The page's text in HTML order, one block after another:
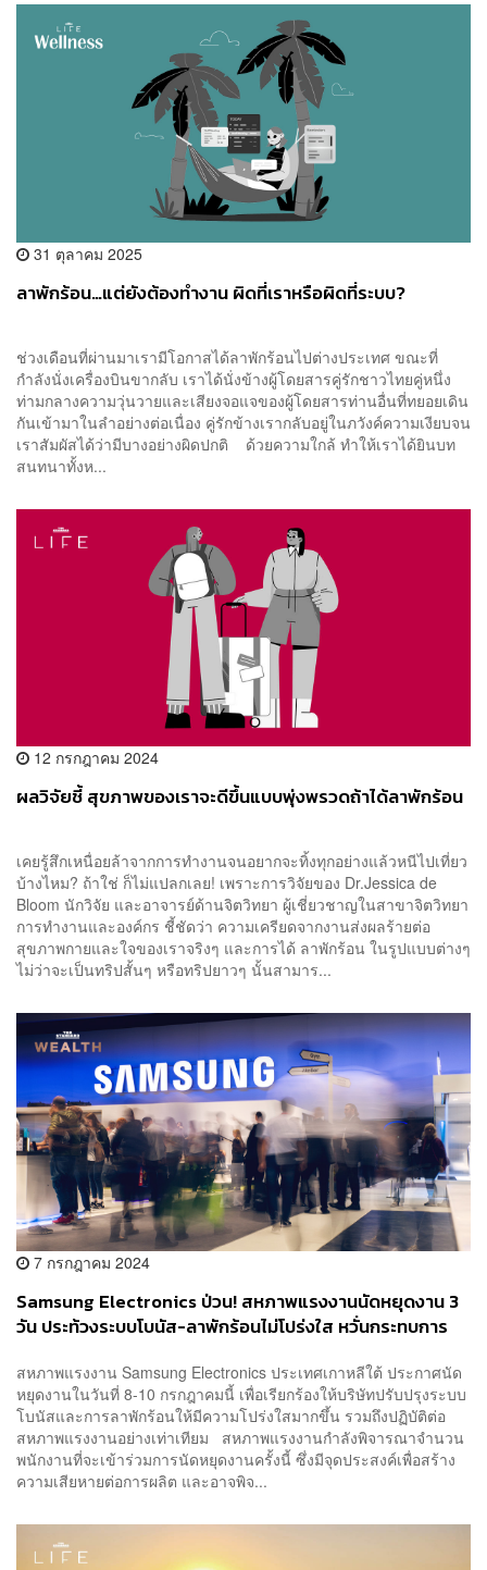
31 ตุลาคม 2025
ลาพักร้อน…แต่ยังต้องทำงาน ผิดที่เราหรือผิดที่ระบบ?
ช่วงเดือนที่ผ่านมาเรามีโอกาสได้ลาพักร้อนไปต่างประเทศ ขณะที่
กำลังนั่งเครื่องบินขากลับ เราได้นั่งข้างผู้โดยสารคู่รักชาวไทยคู่หนึ่ง
ท่ามกลางความวุ่นวายและเสียงจอแจของผู้โดยสารท่านอื่นที่ทยอยเดิน
กันเข้ามาในลำอย่างต่อเนื่อง คู่รักข้างเรากลับอยู่ในภวังค์ความเงียบจน
เราสัมผัสได้ว่ามีบางอย่างผิดปกติ ด้วยความใกล้ ทำให้เราได้ยินบท
สนทนาทั้งห...
12 กรกฎาคม 2024
ผลวิจัยชี้ สุขภาพของเราจะดีขึ้นแบบพุ่งพรวดถ้าได้ลาพักร้อน
เคยรู้สึกเหนื่อยล้าจากการทำงานจนอยากจะทิ้งทุกอย่างแล้วหนีไปเที่ยว
บ้างไหม? ถ้าใช่ ก็ไม่แปลกเลย! เพราะการวิจัยของ Dr.Jessica de
Bloom นักวิจัย และอาจารย์ด้านจิตวิทยา ผู้เชี่ยวชาญในสาขาจิตวิทยา
การทำงานและองค์กร ชี้ชัดว่า ความเครียดจากงานส่งผลร้ายต่อ
สุขภาพกายและใจของเราจริงๆ และการได้ ลาพักร้อน ในรูปแบบต่างๆ
ไม่ว่าจะเป็นทริปสั้นๆ หรือทริปยาวๆ นั้นสามาร...
7 กรกฎาคม 2024
Samsung Electronics ป่วน! สหภาพแรงงานนัดหยุดงาน 3
วัน ประท้วงระบบโบนัส-ลาพักร้อนไม่โปร่งใส หวั่นกระทบการ
สหภาพแรงงาน Samsung Electronics ประเทศเกาหลีใต้ ประกาศนัด
หยุดงานในวันที่ 8-10 กรกฎาคมนี้ เพื่อเรียกร้องให้บริษัทปรับปรุงระบบ
โบนัสและการลาพักร้อนให้มีความโปร่งใสมากขึ้น รวมถึงปฏิบัติต่อ
สหภาพแรงงานอย่างเท่าเทียม สหภาพแรงงานกำลังพิจารณาจำนวน
พนักงานที่จะเข้าร่วมการนัดหยุดงานครั้งนี้ ซึ่งมีจุดประสงค์เพื่อสร้าง
ความเสียหายต่อการผลิต และอาจพิจ...